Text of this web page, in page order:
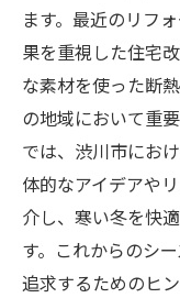
ます。最近のリフ
果を重視した住宅
な素材を使った断
の地域において重
では、渋川市にお
体的なアイデアや
介し、寒い冬を快
す。これからのシ
追求するためのヒ